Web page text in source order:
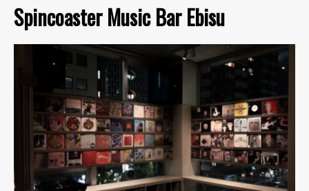
Spincoaster Music Bar Ebisu